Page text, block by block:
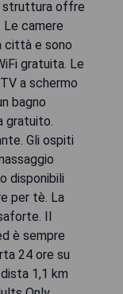
struttura offre
camere
città e sono
gratuita. Le
a schermo
bagno
gratuito.
Gli ospiti
disponibili
per tè. La
Il
è sempre
24 ore su
1,1 km